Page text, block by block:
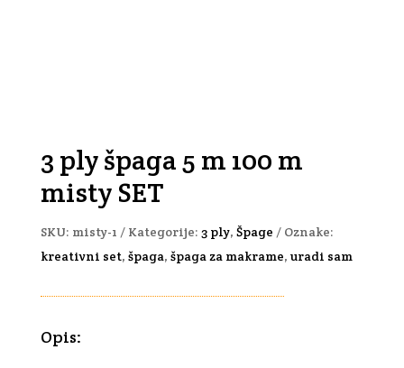
3 ply špaga 5 m 100 m
misty SET
SKU: misty-1 Kategorije: 3 ply, Špage
Oznake:
kreativni set, špaga, špaga za makrame, uradi sam
Opis: